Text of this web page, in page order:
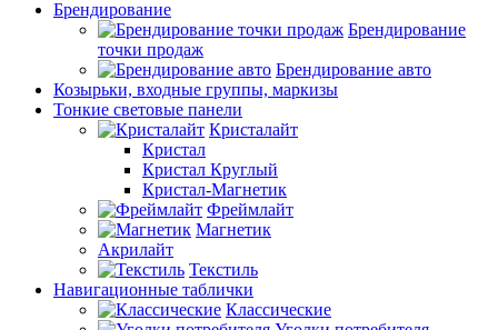
Брендирование
Брендирование
точки продаж
Брендирование авто
Козырьки, входные группы, маркизы
Тонкие световые панели
Кристалайт
Кристал
Кристал Круглый
Кристал-Магнетик
Фреймлайт
Магнетик
Акрилайт
Текстиль
Навигационные таблички
Классические